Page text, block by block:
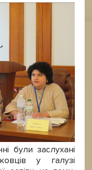
були заслухані
у галузі